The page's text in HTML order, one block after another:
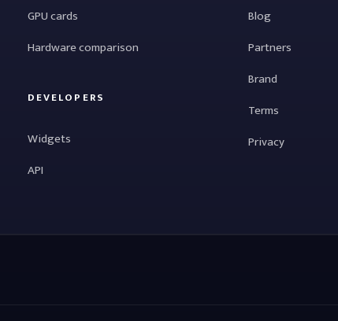
GPU cards
Hardware comparison
DEVELOPERS
Widgets
API
Blog
Partners
Brand
Terms
Privacy